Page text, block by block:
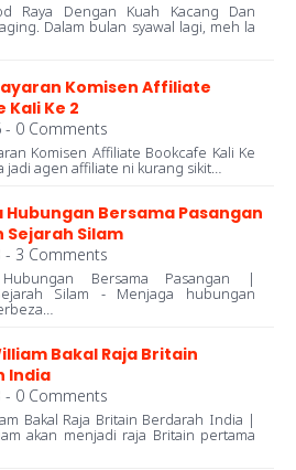
Raya Dengan Kuah Kacang Dan
Dalam bulan syawal lagi, meh la
Komisen Affiliate
Kali Ke 2
- 0 Comments
Komisen Affiliate Bookcafe Kali Ke
jadi agen affiliate ni kurang sikit…
Hubungan Bersama Pasangan
Sejarah Silam
- 3 Comments
Bersama Pasangan |
Silam - Menjaga hubungan
Bakal Raja Britain
India
- 0 Comments
Bakal Raja Britain Berdarah India |
akan menjadi raja Britain pertama